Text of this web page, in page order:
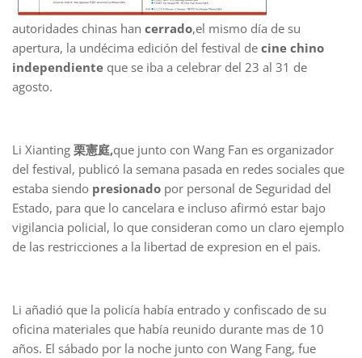
autoridades chinas han cerrado,el mismo día de su
apertura, la undécima edición del festival de cine chino
independiente que se iba a celebrar del 23 al 31 de
agosto.
Li Xianting 栗憲庭,que junto con Wang Fan es organizador
del festival, publicó la semana pasada en redes sociales que
estaba siendo presionado por personal de Seguridad del
Estado, para que lo cancelara e incluso afirmó estar bajo
vigilancia policial, lo que consideran como un claro ejemplo
de las restricciones a la libertad de expresion en el pais.
Li añadió que la policía había entrado y confiscado de su
oficina materiales que había reunido durante mas de 10
años. El sábado por la noche junto con Wang Fang, fue